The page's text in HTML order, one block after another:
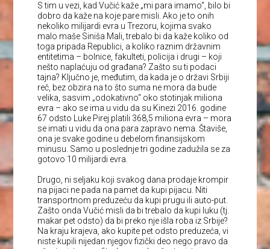
S tim u vezi, kad Vučić kaže „mi para imamo“, bilo bi
dobro da kaže na koje pare misli. Ako je to onih
nekoliko milijardi evra u Trezoru, kojima svako
malo maše Siniša Mali, trebalo bi da kaže koliko od
toga pripada Republici, a koliko raznim državnim
entitetima – bolnice, fakulteti, policija i drugi – koji
nešto naplaćuju od građana? Zašto su ti podaci
tajna? Ključno je, međutim, da kada je o državi Srbiji
reč, bez obzira na to što suma ne mora da bude
velika, sasvim „odokativno“ oko stotinjak miliona
evra – ako se ima u vidu da su Kinezi 2016. godine
67 odsto Luke Pirej platili 368,5 miliona evra – mora
se imati u vidu da ona para zapravo nema. Štaviše,
ona je svake godine u debelom finansijskom
minusu. Samo u poslednje tri godine zadužila se za
gotovo 10 milijardi evra.
Drugo, ni seljaku koji svakog dana prodaje krompir
na pijaci ne pada na pamet da kupi pijacu. Niti
transportnom preduzeću da kupi prugu ili auto-put.
Zašto onda Vučić misli da bi trebalo da kupi luku (tj.
makar pet odsto) da bi preko nje išla roba iz Srbije?
Na kraju krajeva, ako kupite pet odsto preduzeća, vi
niste kupili nijedan njegov fizički deo nego pravo da